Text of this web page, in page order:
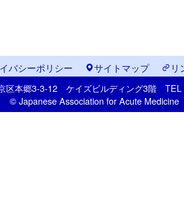
バシーポリシー サイトマップ リ
区本郷3-3-12 ケイズビルディング3階
© Japanese Association for Acute Medicine